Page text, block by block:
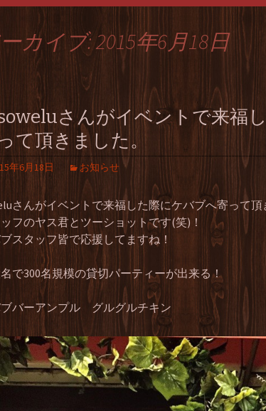
カイブ: 2015年6月18日
さんがイベントで来福
て頂きました。
年6月18日 お知らせ
さんがイベントで来福した際にケバブへ寄って頂
フのヤス君とツーショットです(笑)！
スタッフ皆で応援してますね！
で300名規模の貸切パーティーが出来る！
バーアンプル グルグルチキン